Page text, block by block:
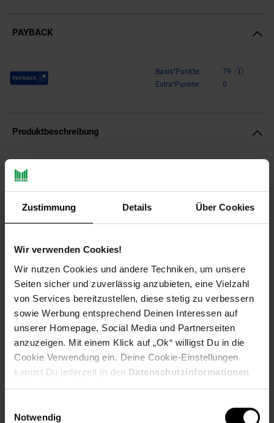
Zustimmung Details Über Cookies
Wir verwenden Cookies!
Wir nutzen Cookies und andere Techniken, um unsere
Seiten sicher und zuverlässig anzubieten, eine Vielzahl
von Services bereitzustellen, diese stetig zu verbessern
sowie Werbung entsprechend Deinen Interessen auf
unserer Homepage, Social Media und Partnerseiten
anzuzeigen. Mit einem Klick auf „Ok“ willigst Du in die
Cookie Verwendung ein. Deine Cookie-Einstellungen
kannst Du jederzeit in den Datenschutzinformationen
ändern bzw. widerrufen.
Notwendig
PAYBACK
Payback Punkte Basis°Punkte:
79
Extra°Punkte:
0
Produktbeschreibung
Moderner Wandspiegel in runder Form
Goldfarbene Federn rahmen die Spiegelfläche ein
Abmessungen
Breite: 68 cm
Höhe: 68 cm
Tiefe: 3 cm
Durchmesser Spiegel: 50 cm
Stärke der Spiegelfläche: 6 mm
Farbe
Rahmen: Goldfarben